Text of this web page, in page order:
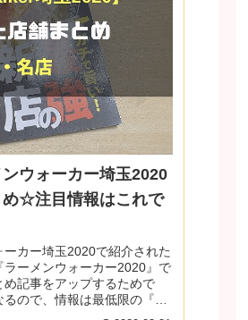
ンウォーカー埼玉2020
め☆注目情報はこれで
カー埼玉2020で紹介された
ーメンウォーカー2020』で
記事をアップするためで
ので、情報は最低限の『店